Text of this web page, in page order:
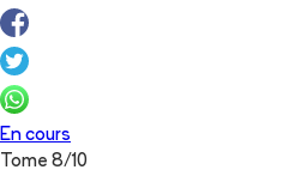
En cours
Tome 8/10